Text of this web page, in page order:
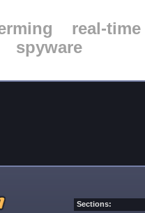
real-time
spyware
Sections: